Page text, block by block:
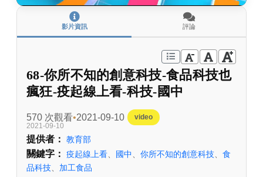
影片資訊 評論
68-你所不知的創意科技-食品科技也
瘋狂-疫起線上看-科技-國中
570 次觀看 2021-09-10
video
2021-09-10
提供者： 教育部
關鍵字： 疫起線上看 國中 你所不知的創意科技
食
品科技
加工食品